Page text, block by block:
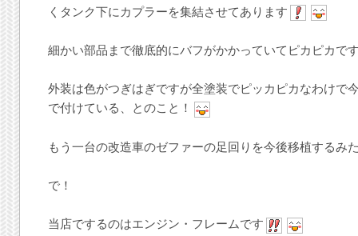
くタンク下にカプラーを集結させてあります
細かい部品まで徹底的にバフがかかっていてピカピカで
外装は色がつぎはぎですが全塗装でピッカピカなわけで
で付けている、とのこと！
もう一台の改造車のゼファーの足回りを今後移植するみ
で！
当店でするのはエンジン・フレームです